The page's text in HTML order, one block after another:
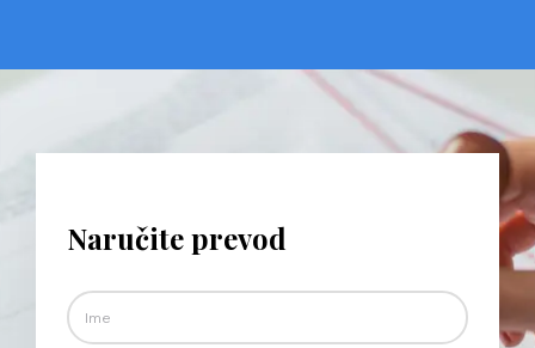
Naručite prevod